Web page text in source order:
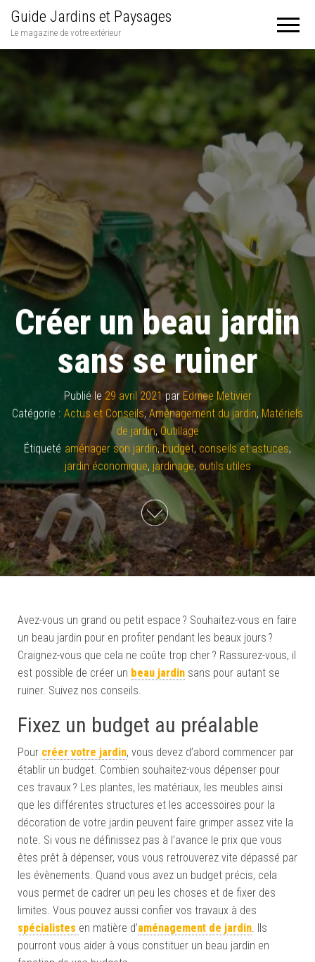
Guide Jardins et Paysages
Le magazine de votre extérieur
Créer un beau jardin
sans se ruiner
Publié le29 avril 2021 par Edmee Metivier
Catégorie : Actus et Conseils, Aménagement du jardin, Matériels
de jardin,Outillage
Étiqueté aménager son jardin,budget, conseils et astuces,
jardin économique, jardinage, outils utiles
Avez-vous un grand ou petit espace ? Souhaitez-vous en faire
un beau jardin pour en profiter pendant les beaux jours ?
Craignez-vous que cela ne coûte trop cher ? Rassurez-vous, il
est possible de créer un beau jardin sans pour autant se
ruiner. Suivez nos conseils.
Fixez un budget au préalable
Pour créer votre jardin, vous devez d’abord commencer par
établir un budget. Combien souhaitez-vous dépenser pour
ces travaux ? Les plantes, les matériaux, les meubles ainsi
que les différentes structures et les accessoires pour la
décoration de votre jardin peuvent faire grimper assez vite la
note. Si vous ne définissez pas à l’avance le prix que vous
êtes prêt à dépenser, vous vous retrouverez vite dépassé par
les évènements. Quand vous avez un budget précis, cela
vous permet de cadrer un peu les choses et de fixer des
limites. Vous pouvez aussi confier vos travaux à des
spécialistes en matière d’aménagement de jardin. Ils
pourront vous aider à vous constituer un beau jardin en